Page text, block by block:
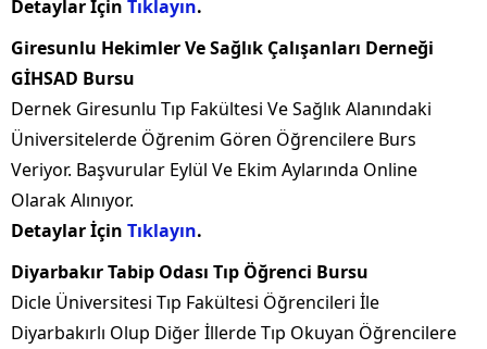
Detaylar İçin Tıklayın.
Giresunlu Hekimler Ve Sağlık Çalışanları Derneği
GİHSAD Bursu
Dernek Giresunlu Tıp Fakültesi Ve Sağlık Alanındaki
Üniversitelerde Öğrenim Gören Öğrencilere Burs
Veriyor. Başvurular Eylül Ve Ekim Aylarında Online
Olarak Alınıyor.
Detaylar İçin Tıklayın.
Diyarbakır Tabip Odası Tıp Öğrenci Bursu
Dicle Üniversitesi Tıp Fakültesi Öğrencileri İle
Diyarbakırlı Olup Diğer İllerde Tıp Okuyan Öğrencilere